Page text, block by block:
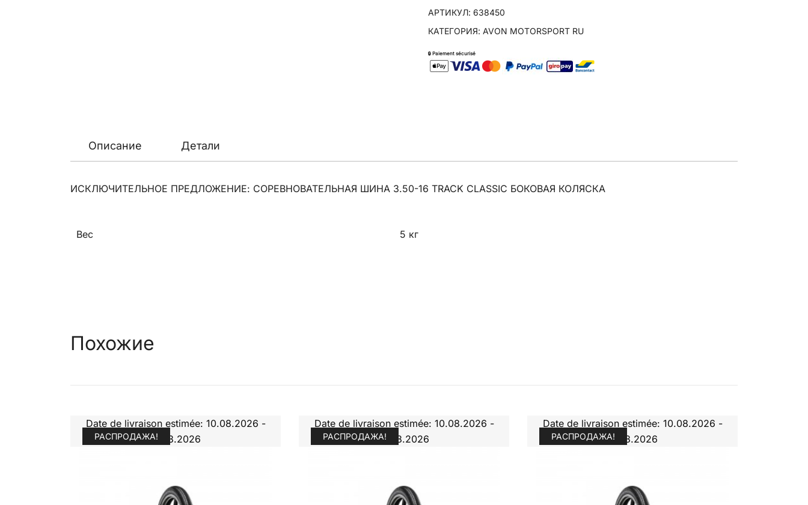
16
CLASSIC
БОКОВАЯ
КОЛЯСКА
АРТИКУЛ: 638450
КАТЕГОРИЯ: AVON MOTORSPORT RU
🔒 Paiement sécurisé
Описание Детали
ИСКЛЮЧИТЕЛЬНОЕ ПРЕДЛОЖЕНИЕ: СОРЕВНОВАТЕЛЬНАЯ ШИНА 3.50-16 TRACK CLASSIC БОКОВАЯ КОЛЯСКА
Вес 5 кг
Похожие
Date de livraison estimée: 10.08.2026 -
11.08.2026
РАСПРОДАЖА!
Date de livraison estimée: 10.08.2026 -
11.08.2026
РАСПРОДАЖА!
Date de livraison estimée: 10.08.2026 -
11.08.2026
РАСПРОДАЖА!